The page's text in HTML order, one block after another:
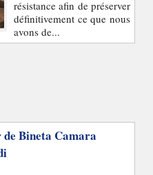
résistance afin de préserver
définitivement ce que nous
avons de...
Bineta Camara